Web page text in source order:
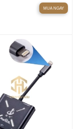
MUA NGAY